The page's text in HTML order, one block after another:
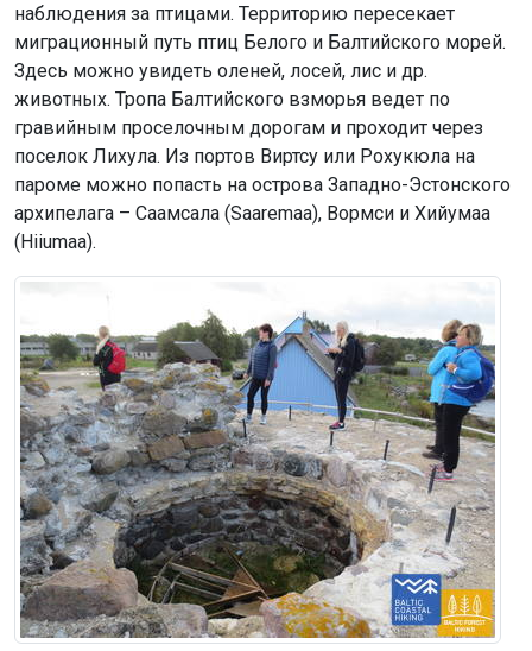
наблюдения за птицами. Территорию пересекает
миграционный путь птиц Белого и Балтийского морей.
Здесь можно увидеть оленей, лосей, лис и др.
животных. Тропа Балтийского взморья ведет по
гравийным проселочным дорогам и проходит через
поселок Лихула. Из портов Виртсу или Рохукюла на
пароме можно попасть на острова Западно-Эстонского
архипелага – Саамсала (Saaremaa), Вормси и Хийумаа
(Hiiumaa).